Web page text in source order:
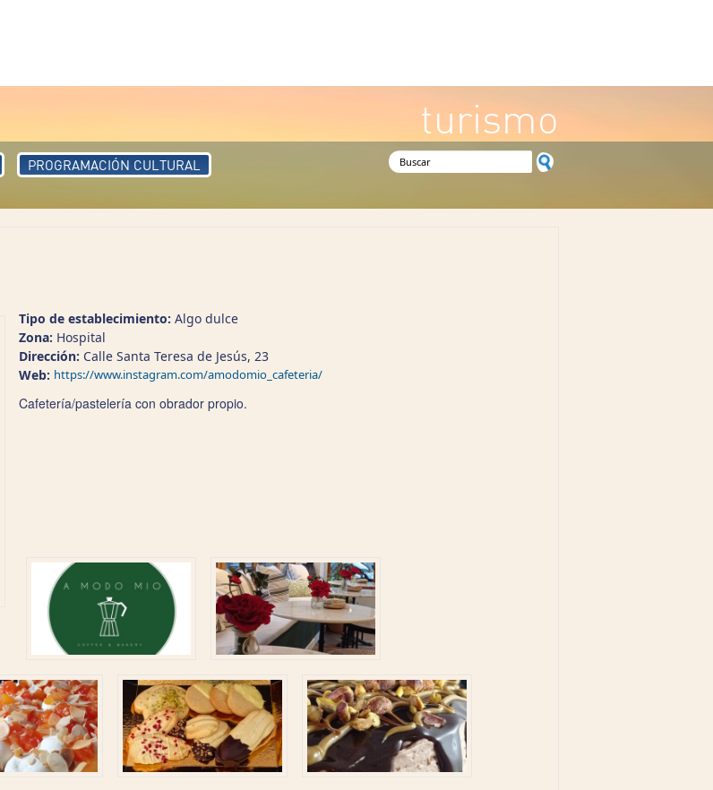
turismo
PROGRAMACIÓN CULTURAL Formulario de búsqueda
Tipo de establecimiento: Algo dulce
Zona: Hospital
Dirección: Calle Santa Teresa de Jesús, 23
Web: https://www.instagram.com/amodomio_cafeteria/
Cafetería/pastelería con obrador propio.